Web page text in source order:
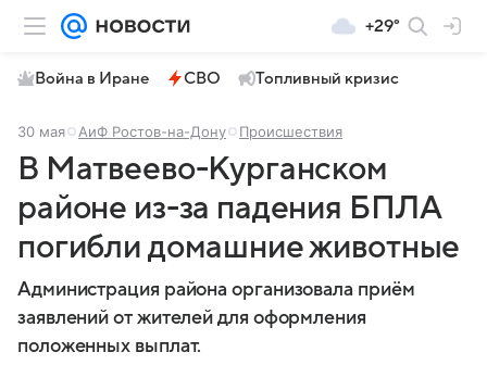
+29°
Война в Иране СВО Топливный кризис
30 мая АиФ Ростов-на-Дону Происшествия
В Матвеево-Курганском
районе из-за падения БПЛА
погибли домашние животные
Администрация района организовала приём
заявлений от жителей для оформления
положенных выплат.